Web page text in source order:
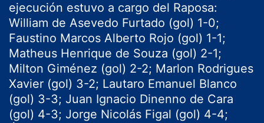
ejecución estuvo a cargo del Raposa:
William de Asevedo Furtado (gol) 1-0;
Faustino Marcos Alberto Rojo (gol) 1-1;
Matheus Henrique de Souza (gol) 2-1;
Milton Giménez (gol) 2-2; Marlon Rodrigues
Xavier (gol) 3-2; Lautaro Emanuel Blanco
(gol) 3-3; Juan Ignacio Dinenno de Cara
(gol) 4-3; Jorge Nicolás Figal (gol) 4-4;